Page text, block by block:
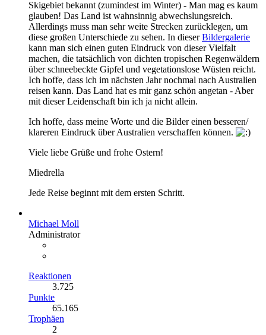
Skigebiet bekannt (zumindest im Winter) - Man mag es kaum
glauben! Das Land ist wahnsinnig abwechslungsreich.
Allerdings muss man sehr weite Strecken zurücklegen, um
diese großen Unterschiede zu sehen. In dieserBildergalerie
kann man sich einen guten Eindruck von dieser Vielfalt
machen, die tatsächlich von dichten tropischen Regenwäldern
über schneebeckte Gipfel und vegetationslose Wüsten reicht.
Ich hoffe, dass ich im nächsten Jahr nochmal nach Australien
reisen kann. Das Land hat es mir ganz schön angetan - Aber
mit dieser Leidenschaft bin ich ja nicht allein.
Ich hoffe, dass meine Worte und die Bilder einen besseren/
klareren Eindruck über Australien verschaffen können.
Viele liebe Grüße und frohe Ostern!
Miedrella
Jede Reise beginnt mit dem ersten Schritt.
Michael Moll
Administrator
Reaktionen
3.725
Punkte
65.165
Trophäen
2